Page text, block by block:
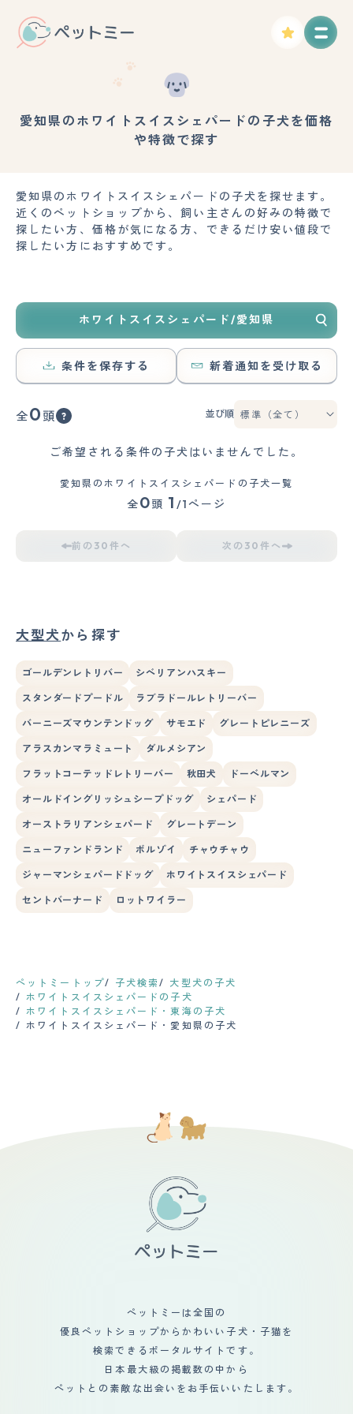
愛知県のホワイトスイスシェパードの子犬を価格
や特徴で探す
愛知県のホワイトスイスシェパードの子犬を探せます。
近くのペットショップから、飼い主さんの好みの特徴で
探したい方、価格が気になる方、できるだけ安い値段で
探したい方におすすめです。
ホワイトスイスシェパード/愛知県
条件を保存する 新着通知を受け取る
全0 頭 並び順
ご希望される条件の子犬はいませんでした。
愛知県のホワイトスイスシェパードの子犬一覧
全0頭 1 /1ページ
前の30件へ 次の30件へ
大型犬から探す
ゴールデンレトリバー シベリアンハスキー
スタンダードプードル ラブラドールレトリーバー
バーニーズマウンテンドッグ サモエド グレートピレニーズ
アラスカンマラミュート ダルメシアン
フラットコーテッドレトリーバー 秋田犬 ドーベルマン
オールドイングリッシュシープドッグ シェパード
オーストラリアンシェパード グレートデーン
ニューファンドランド ボルゾイ チャウチャウ
ジャーマンシェパードドッグ ホワイトスイスシェパード
セントバーナード ロットワイラー
ペットミートップ 子犬検索
大型犬の子犬
ホワイトスイスシェパードの子犬
ホワイトスイスシェパード・東海の子犬
ホワイトスイスシェパード・愛知県の子犬
ペットミーは全国の
優良ペットショップからかわいい子犬・子猫を
検索できるポータルサイトです。
日本最大級の掲載数の中から
ペットとの素敵な出会いをお手伝いいたします。